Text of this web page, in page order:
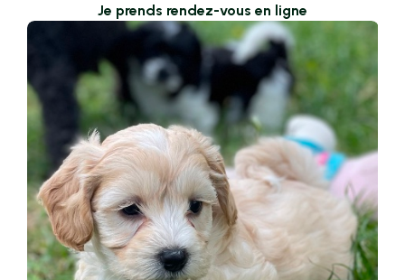
Je prends rendez-vous en ligne